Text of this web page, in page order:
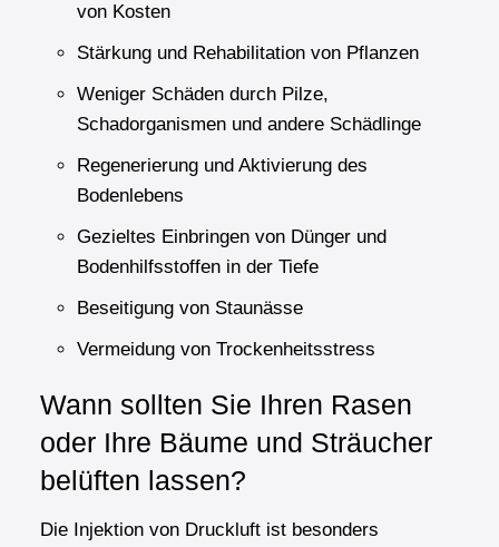
von Kosten
Stärkung und Rehabilitation von Pflanzen
Weniger Schäden durch Pilze,
Schadorganismen und andere Schädlinge
Regenerierung und Aktivierung des
Bodenlebens
Gezieltes Einbringen von Dünger und
Bodenhilfsstoffen in der Tiefe
Beseitigung von Staunässe
Vermeidung von Trockenheitsstress
Wann sollten Sie Ihren Rasen
oder Ihre Bäume und Sträucher
belüften lassen?
Die Injektion von Druckluft ist besonders